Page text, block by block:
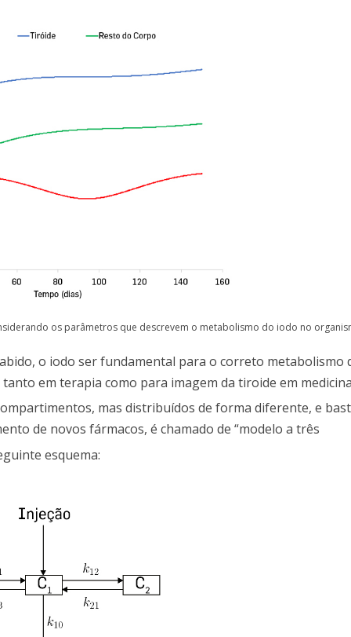
os parâmetros que descrevem o metabolismo do iodo no
o iodo ser fundamental para o correto metabolismo
em terapia como para imagem da tiroide em
mas distribuídos de forma diferente, e
de novos fármacos, é chamado de “modelo a três
esquema: